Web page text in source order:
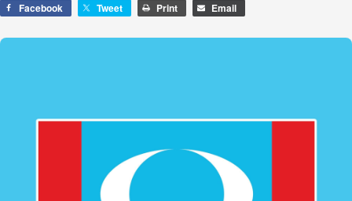
Facebook Tweet Print Email